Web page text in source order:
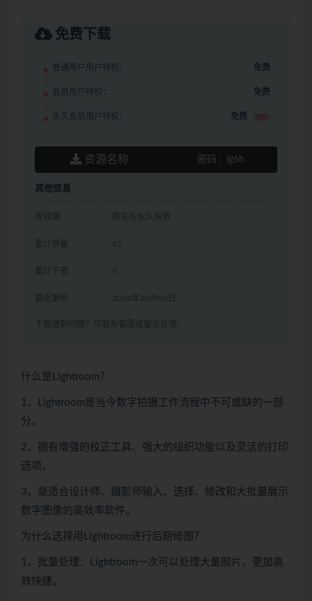
免费下载
普通用户用户特权： 免费
会员用户特权： 免费
永久会员用户特权： 免费 推荐
资源名称 密码： lg6h
其他信息
有效期 购买后永久有效
累计销量 92
累计下载 5
最近更新 2024年10月03日
下载遇到问题？可联系客服或留言反馈
什么是Lightroom？
1、Lightroom是当今数字拍摄工作流程中不可或缺的一部
分。
2、拥有增强的校正工具、强大的组织功能以及灵活的打印
选项。
3、是适合设计师、摄影师输入、选择、修改和大批量展示
数字图像的高效率软件。
为什么选择用Lightroom进行后期修图？
1、批量处理：Lightroom一次可以处理大量照片，更加高
效快捷。